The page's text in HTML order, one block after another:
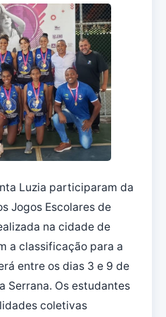
Luzia participaram da
Jogos Escolares de
na cidade de
a classificação para a
entre os dias 3 e 9 de
Serrana. Os estudantes
coletivas